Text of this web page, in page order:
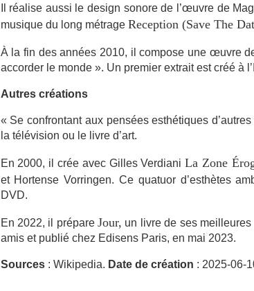
Il réalise aussi le design sonore de l’œuvre de
musique du long métrage Reception (Save The
À la fin des années 2010, il compose une œuvre
accorder le monde ». Un premier extrait est créé à
Autres créations
« Se confrontant aux pensées esthétiques
la télévision ou le livre d’art.
En 2000, il crée avec Gilles VerdianiLa Zone
et Hortense Vorringen. Ce quatuor d’esthètes
DVD.
En 2022, il prépareJour, un livre de ses
amis et publié chez Edisens Paris, en mai 2023.
Sources: Wikipedia. Date de création : 2025-06-